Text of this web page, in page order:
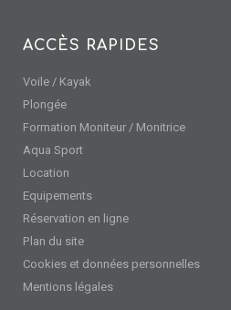
ACCÈS RAPIDES
Voile / Kayak
Plongée
Formation Moniteur / Monitrice
Aqua Sport
Location
Equipements
Réservation en ligne
Plan du site
Cookies et données personnelles
Mentions légales